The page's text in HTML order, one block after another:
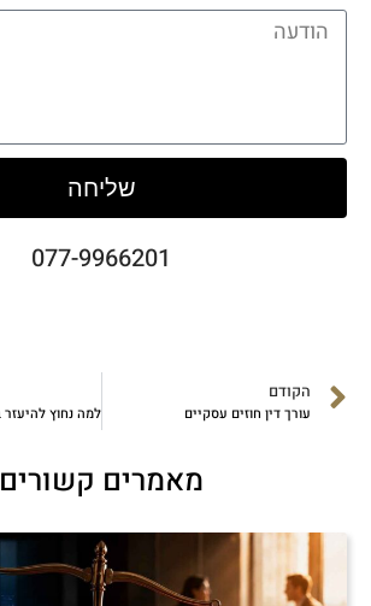
שליחה
077-9966201
הקודם
עורך דין חוזים עסקיים
מאמרים קשורים